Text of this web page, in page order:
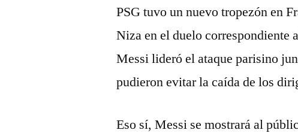
PSG tuvo un nuevo tropezón en
Niza en el duelo correspondiente
Messi lideró el ataque parisino
pudieron evitar la caída de los
Eso sí, Messi se mostrará al